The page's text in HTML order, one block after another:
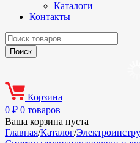
Каталоги
Контакты
Корзина
0 ₽ 0 товаров
Ваша корзина пуста
Главная/Каталог/